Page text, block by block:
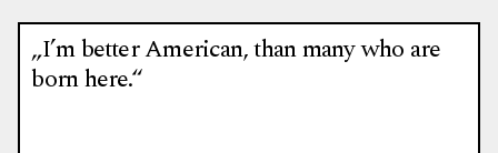
„I’m better American, than many who are
born here.“